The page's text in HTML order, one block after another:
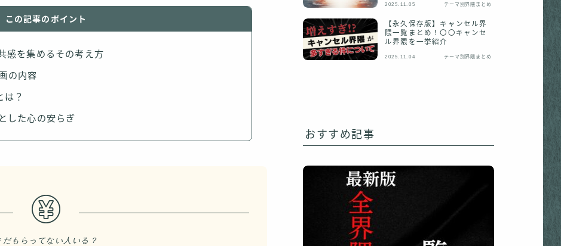
この記事のポイント
感を集めるその考え方
の内容
は？
した心の安らぎ
だもらってない人いる？
2025.11.05 テーマ別界隈まとめ
【永久保存版】キャンセル界
隈一覧まとめ！〇〇キャンセ
ル界隈を一挙紹介
2025.11.04 テーマ別界隈まとめ
おすすめ記事